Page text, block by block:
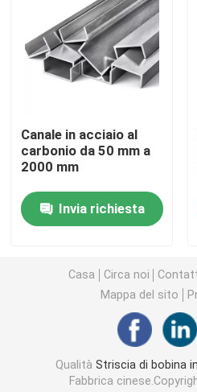
Bobina in acciaio
Lamiera laminata a freddo
asta in acciaio inossidabile
Tubo senza saldatura in
Tubo saldato in acciaio
Cerchio in acciaio
angolare in acciaio inox
Canale in acciaio al
carbonio da 50 mm a
2000 mm
Invia richiesta
Casa Circa noi
Mappa del sito
Qualità Striscia di bobina
Fabbrica